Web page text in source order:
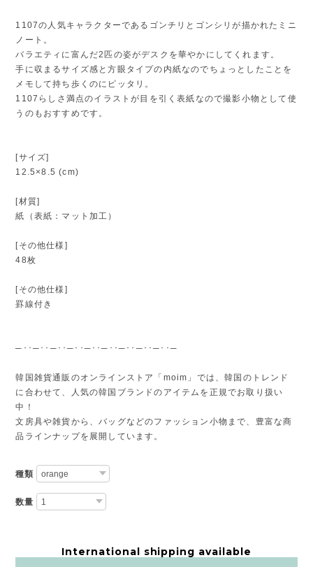
1107の人気キャラクターであるゴンチリとゴンシリが描かれたミニ
ノート。
バラエティに富んだ2匹の姿がデスクを華やかにしてくれます。
手に収まるサイズ感と方眼タイプの内紙なのでちょっとしたことを
メモして持ち歩くのにピッタリ。
1107らしさ満点のイラストが目を引く表紙なので撮影小物として使
うのもおすすめです。
[サイズ]
12.5×8.5 (cm)
[材質]
紙（表紙：マット加工）
[その他仕様]
48枚
[その他仕様]
罫線付き
─･･─･･─･･─･･─･･─･･─･･─･･─･･─
韓国雑貨通販のオンラインストア「moim」では、韓国のトレンド
に合わせて、人気の韓国ブランドのアイテムを正規でお取り扱い
中！
文房具や雑貨から、バッグなどのファッション小物まで、豊富な商
品ラインナップを展開しています。
種類
数量
International shipping available